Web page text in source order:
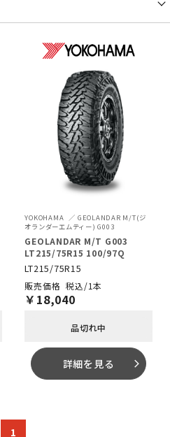
YOKOHAMA
GEOLANDAR M/T(ジ
オランダーエムティー) G003
GEOLANDAR M/T G003
LT215/75R15 100/97Q
LT215/75R15
税込/1本
￥ 18,040
品切れ中
詳細を見る arrow_forward_ios
1